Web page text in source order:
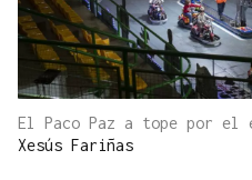
El Paco Paz a tope por el
Xesús Fariñas